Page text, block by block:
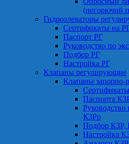
(негорючий
Гидроэлеваторы
Сертификаты на
Паспорт РГ
Руководство по
Подбор РГ
Настройка РГ
Клапаны регулирующие
Клапаны
Паспорта
Руководство
КЗРр
Подбор КЗР,
Настройка